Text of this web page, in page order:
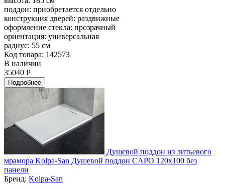
поддон: приобретается отдельно
конструкция дверей: раздвижные
оформление стекла: прозрачный
ориентация: универсальная
радиус: 55 см
Код товара: 142573
В наличии
35040 Р
Подробнее
Душевой поддон из литьевого
мрамора Kolpa-San Душевой поддон CAPO 120x100 без
панели
Бренд: Kolpa-San